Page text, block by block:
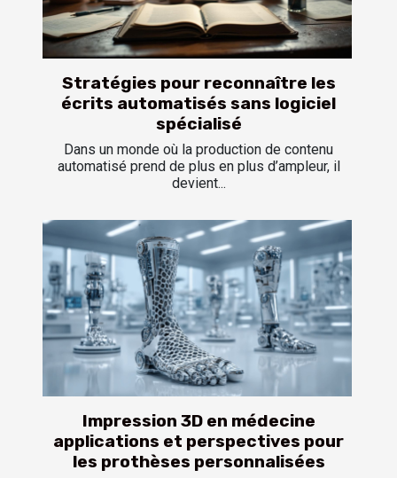
Stratégies pour reconnaître les
écrits automatisés sans logiciel
spécialisé
Dans un monde où la production de contenu
automatisé prend de plus en plus d’ampleur, il
devient...
Impression 3D en médecine
applications et perspectives pour
les prothèses personnalisées